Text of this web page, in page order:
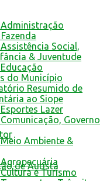
de Autista
Social,
& Juventude
do Município
Resumido de
ao Siope
Lazer
Governo
Ambiente &
e Turismo